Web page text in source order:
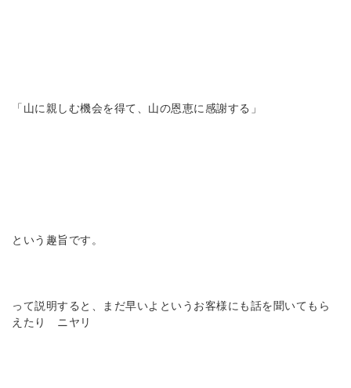
「山に親しむ機会を得て、山の恩恵に感謝する」
という趣旨です。
って説明すると、まだ早いよというお客様にも話を聞いてもら
えたり ニヤリ